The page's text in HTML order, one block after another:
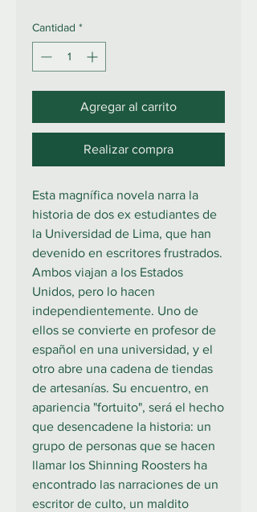
Cantidad *
Agregar al carrito
Realizar compra
Esta magnífica novela narra la
historia de dos ex estudiantes de
la Universidad de Lima, que han
devenido en escritores frustrados.
Ambos viajan a los Estados
Unidos, pero lo hacen
independientemente. Uno de
ellos se convierte en profesor de
español en una universidad, y el
otro abre una cadena de tiendas
de artesanías. Su encuentro, en
apariencia "fortuito", será el hecho
que desencadene la historia: un
grupo de personas que se hacen
llamar los Shinning Roosters ha
encontrado las narraciones de un
escritor de culto, un maldito